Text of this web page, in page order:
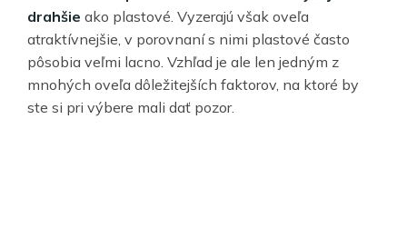
drahšie ako plastové. Vyzerajú však oveľa
atraktívnejšie, v porovnaní s nimi plastové často
pôsobia veľmi lacno. Vzhľad je ale len jedným z
mnohých oveľa dôležitejších faktorov, na ktoré by
ste si pri výbere mali dať pozor.